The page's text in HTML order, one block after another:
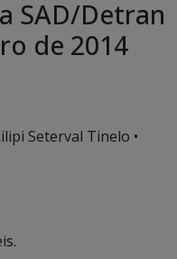
SAD/Detran
de 2014
Seterval Tinelo •